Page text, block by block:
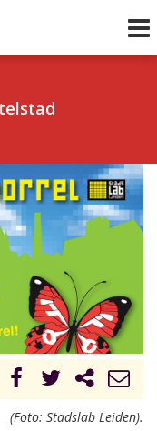
Volgend uur
(Foto: Stadslab Leiden).